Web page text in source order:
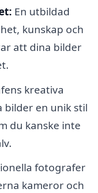
En utbildad
kunskap och
att dina bilder
kreativa
bilder en unik stil
du kanske inte
fotografer
kameror och